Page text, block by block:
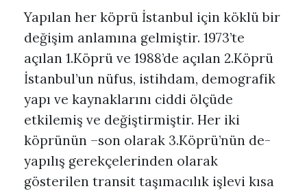
Yapılan her köprü İstanbul için köklü bir
değişim anlamına gelmiştir. 1973’te
açılan 1.Köprü ve 1988’de açılan 2.Köprü
İstanbul’un nüfus, istihdam, demografik
yapı ve kaynaklarını ciddi ölçüde
etkilemiş ve değiştirmiştir. Her iki
köprünün –son olarak 3.Köprü’nün de-
yapılış gerekçelerinden olarak
gösterilen transit taşımacılık işlevi kısa